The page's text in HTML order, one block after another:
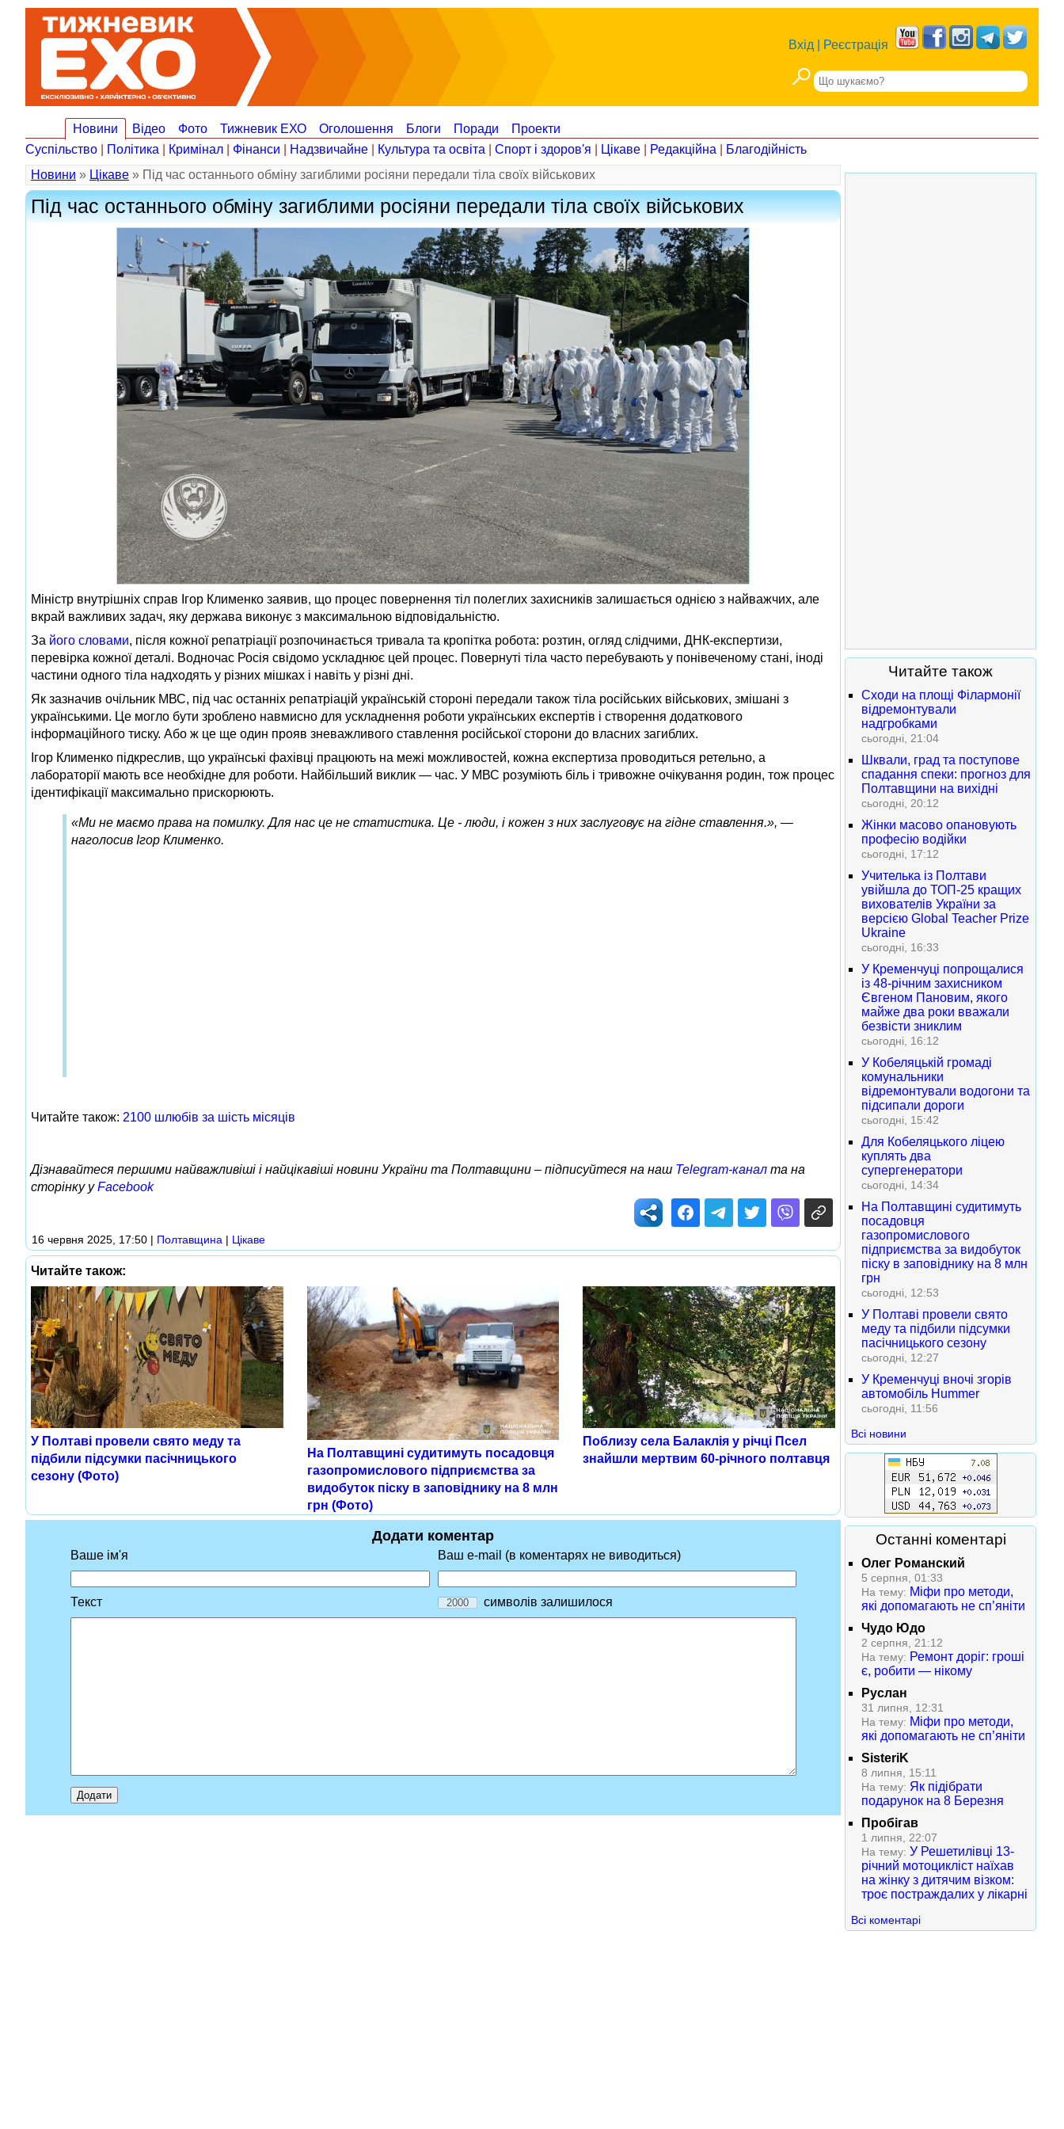
Вхід Реєстрація
Новини Відео Фото Тижневик ЕХО Оголошення Блоги Поради
Проекти
Суспільство
Політика Кримінал Фінанси Надзвичайне Культура та освіта Спорт і здоров'я Цікаве Редакційна
Благодійність
Новини » Цікаве » Під час останнього обміну загиблими росіяни передали тіла своїх військових
Під час останнього обміну загиблими росіяни передали тіла своїх військових
Міністр внутрішніх справ Ігор Клименко заявив, що процес повернення тіл полеглих захисників залишається однією з найважчих, але
вкрай важливих задач, яку держава виконує з максимальною відповідальністю.
За його словами, після кожної репатріації розпочинається тривала та кропітка робота: розтин, огляд слідчими, ДНК-експертизи,
перевірка кожної деталі. Водночас Росія свідомо ускладнює цей процес. Повернуті тіла часто перебувають у понівеченому стані, іноді
частини одного тіла надходять у різних мішках і навіть у різні дні.
Як зазначив очільник МВС, під час останніх репатріацій українській стороні передали також тіла російських військових, змішані з
українськими. Це могло бути зроблено навмисно для ускладнення роботи українських експертів і створення додаткового
інформаційного тиску. Або ж це ще один прояв зневажливого ставлення російської сторони до власних загиблих.
Ігор Клименко підкреслив, що українські фахівці працюють на межі можливостей, кожна експертиза проводиться ретельно, а
лабораторії мають все необхідне для роботи. Найбільший виклик — час. У МВС розуміють біль і тривожне очікування родин, тож процес
ідентифікації максимально прискорюють.
«Ми не маємо права на помилку. Для нас це не статистика. Це - люди, і кожен з них заслуговує на гідне ставлення.», —
наголосив Ігор Клименко.
Читайте також: 2100 шлюбів за шість місяців
Дізнавайтеся першими найважливіші і найцікавіші новини України та Полтавщини – підписуйтеся на наш Telegram-канал та на
сторінку уFacebook
16 червня 2025, 17:50 | Полтавщина | Цікаве
Читайте також:
У Полтаві провели свято меду та
підбили підсумки пасічницького
сезону (Фото)
На Полтавщині судитимуть посадовця
газопромислового підприємства за
видобуток піску в заповіднику на 8 млн
грн (Фото)
Поблизу села Балаклія у річці Псел
знайшли мертвим 60-річного полтавця
Додати коментар
Ваше ім'я Ваш e-mail (в коментарях не виводиться)
Текст символів залишилося
Читайте також
Сходи на площі Філармонії
відремонтували
надгробками
сьогодні, 21:04
Шквали, град та поступове
спадання спеки: прогноз для
Полтавщини на вихідні
сьогодні, 20:12
Жінки масово опановують
професію водійки
сьогодні, 17:12
Учителька із Полтави
увійшла до ТОП-25 кращих
вихователів України за
версією Global Teacher Prize
Ukraine
сьогодні, 16:33
У Кременчуці попрощалися
із 48-річним захисником
Євгеном Пановим, якого
майже два роки вважали
безвісти зниклим
сьогодні, 16:12
У Кобеляцькій громаді
комунальники
відремонтували водогони та
підсипали дороги
сьогодні, 15:42
Для Кобеляцького ліцею
куплять два
супергенератори
сьогодні, 14:34
На Полтавщині судитимуть
посадовця
газопромислового
підприємства за видобуток
піску в заповіднику на 8 млн
грн
сьогодні, 12:53
У Полтаві провели свято
меду та підбили підсумки
пасічницького сезону
сьогодні, 12:27
У Кременчуці вночі згорів
автомобіль Hummer
сьогодні, 11:56
Всі новини
Останні коментарі
Олег Романский
5 серпня, 01:33
На тему: Міфи про методи,
які допомагають не сп’яніти
Чудо Юдо
2 серпня, 21:12
На тему: Ремонт доріг: гроші
є, робити — нікому
Руслан
31 липня, 12:31
На тему: Міфи про методи,
які допомагають не сп’яніти
SisteriK
8 липня, 15:11
На тему: Як підібрати
подарунок на 8 Березня
Пробігав
1 липня, 22:07
На тему: У Решетилівці 13-
річний мотоцикліст наїхав
на жінку з дитячим візком:
троє постраждалих у лікарні
Всі коментарі